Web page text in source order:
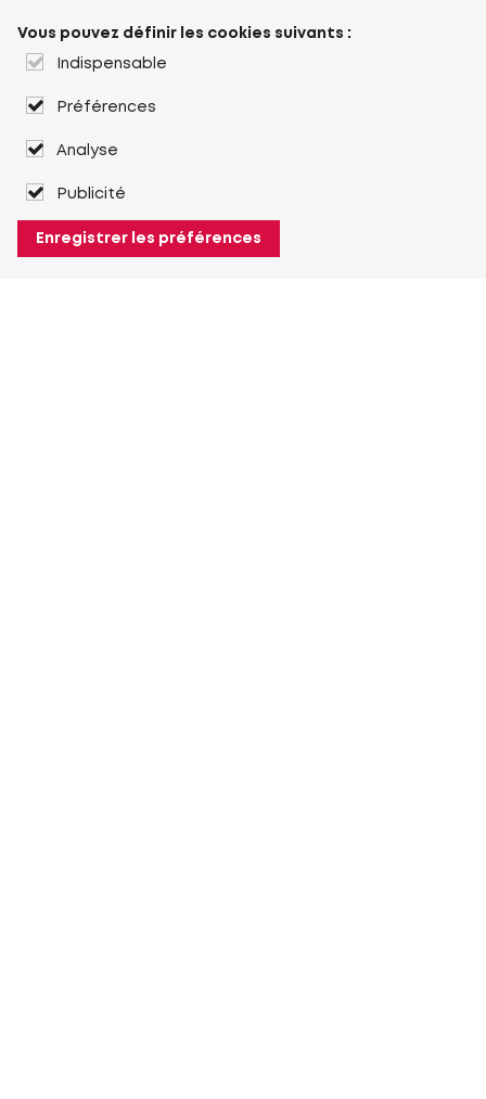
Vous pouvez définir les cookies suivants :
Indispensable
Préférences
Analyse
Publicité
Enregistrer les préférences